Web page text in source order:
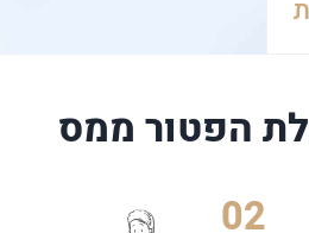
הפטור ממס
02